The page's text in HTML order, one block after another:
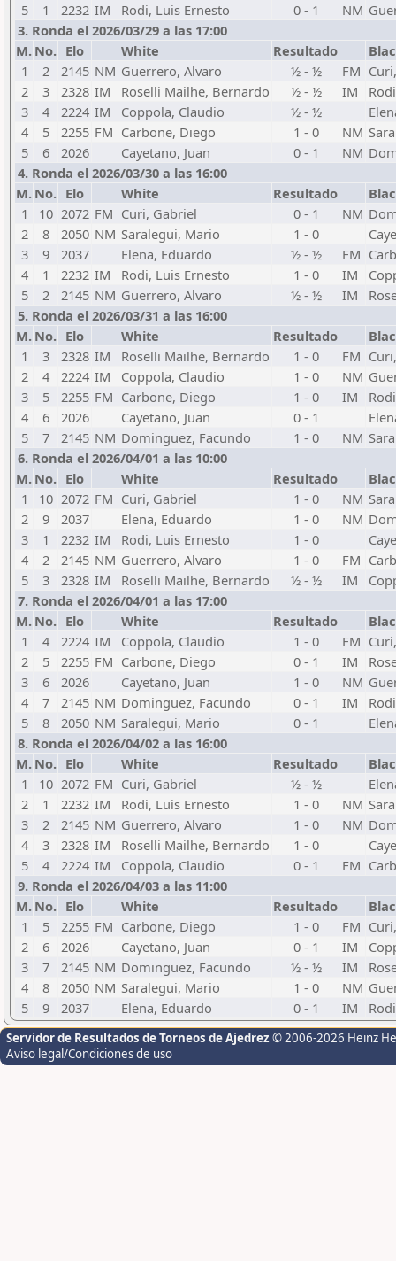
5
1 2232 IM Rodi, Luis Ernesto 0 - 1 NM
3. Ronda el 2026/03/29 a las 17:00
M. No. Elo White Resultado
1
2 2145 NM Guerrero, Alvaro ½ - ½ FM
2
3 2328 IM Roselli Mailhe, Bernardo ½ - ½ IM
3
4 2224 IM Coppola, Claudio ½ - ½
4
5 2255 FM Carbone, Diego 1 - 0 NM
5
6 2026 Cayetano, Juan 0 - 1 NM
4. Ronda el 2026/03/30 a las 16:00
M. No. Elo White Resultado
1
10 2072 FM Curi, Gabriel 0 - 1 NM
2
8 2050 NM Saralegui, Mario 1 - 0
3
9 2037 Elena, Eduardo ½ - ½ FM
4
1 2232 IM Rodi, Luis Ernesto 1 - 0 IM
5
2 2145 NM Guerrero, Alvaro ½ - ½ IM
5. Ronda el 2026/03/31 a las 16:00
M. No. Elo White Resultado
1
3 2328 IM Roselli Mailhe, Bernardo 1 - 0 FM
2
4 2224 IM Coppola, Claudio 1 - 0 NM
3
5 2255 FM Carbone, Diego 1 - 0 IM
4
6 2026 Cayetano, Juan 0 - 1
5
7 2145 NM Dominguez, Facundo 1 - 0 NM
6. Ronda el 2026/04/01 a las 10:00
M. No. Elo White Resultado
1
10 2072 FM Curi, Gabriel 1 - 0 NM
2
9 2037 Elena, Eduardo 1 - 0 NM
3
1 2232 IM Rodi, Luis Ernesto 1 - 0
4
2 2145 NM Guerrero, Alvaro 1 - 0 FM
5
3 2328 IM Roselli Mailhe, Bernardo ½ - ½ IM
7. Ronda el 2026/04/01 a las 17:00
M. No. Elo White Resultado
1
4 2224 IM Coppola, Claudio 1 - 0 FM
2
5 2255 FM Carbone, Diego 0 - 1 IM
3
6 2026 Cayetano, Juan 1 - 0 NM
4
7 2145 NM Dominguez, Facundo 0 - 1 IM
5
8 2050 NM Saralegui, Mario 0 - 1
8. Ronda el 2026/04/02 a las 16:00
M. No. Elo White Resultado
1
10 2072 FM Curi, Gabriel ½ - ½
2
1 2232 IM Rodi, Luis Ernesto 1 - 0 NM
3
2 2145 NM Guerrero, Alvaro 1 - 0 NM
4
3 2328 IM Roselli Mailhe, Bernardo 1 - 0
5
4 2224 IM Coppola, Claudio 0 - 1 FM
9. Ronda el 2026/04/03 a las 11:00
M. No. Elo White Resultado
1
5 2255 FM Carbone, Diego 1 - 0 FM
2
6 2026 Cayetano, Juan 0 - 1 IM
3
7 2145 NM Dominguez, Facundo ½ - ½ IM
4
8 2050 NM Saralegui, Mario 1 - 0 NM
5
9 2037 Elena, Eduardo 0 - 1 IM
Servidor de Resultados de Torneos de Ajedrez © 2006-2026 Heinz
Aviso legal/Condiciones de uso